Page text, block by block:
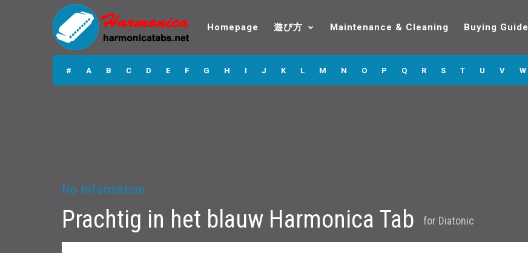
Prachtig in het
blauw Harmonica
Tabs
Homepage 遊び方 Maintenance & Cleaning Buying Guide
# A B C D E F G H I J K L M N O P Q R S T U V W
No Information
Prachtig in het blauw Harmonica Tab for Diatonic